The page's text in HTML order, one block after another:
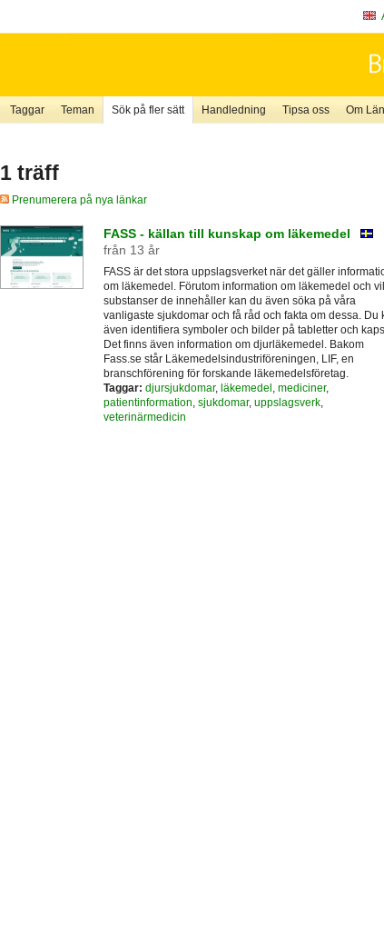
Taggar Teman Sök på fler sätt Handledning Tipsa oss Om
1 träff
Prenumerera på nya länkar
FASS - källan till kunskap om läkemedel
från 13 år
FASS är det stora uppslagsverket när det gäller
om läkemedel. Förutom information om läkemedel och
substanser de innehåller kan du även söka på våra
vanligaste sjukdomar och få råd och fakta om dessa. Du
även identifiera symboler och bilder på tabletter och
Det finns även information om djurläkemedel. Bakom
Fass.se står Läkemedelsindustriföreningen, LIF, en
branschförening för forskande läkemedelsföretag.
Taggar: djursjukdomar, läkemedel mediciner,
patientinformation sjukdomar, uppslagsverk,
veterinärmedicin